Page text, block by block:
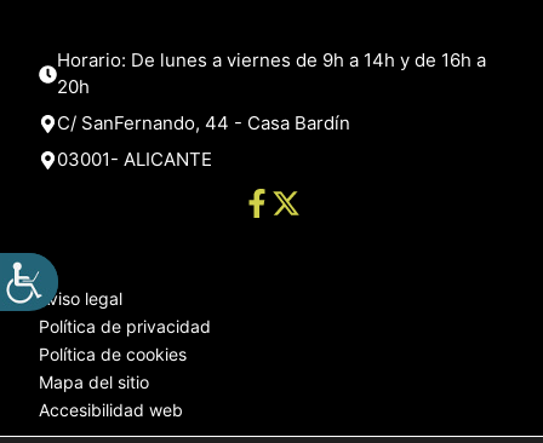
Horario: De lunes a viernes de 9h a 14h y de 16h a
20h
C/ SanFernando, 44 - Casa Bardín
03001- ALICANTE
Aviso legal
Política de privacidad
Política de cookies
Mapa del sitio
Accesibilidad web